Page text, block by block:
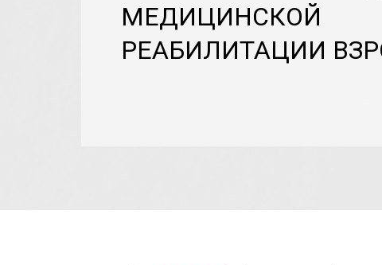
МЕДИЦИНСКОЙ
РЕАБИЛИТАЦИИ